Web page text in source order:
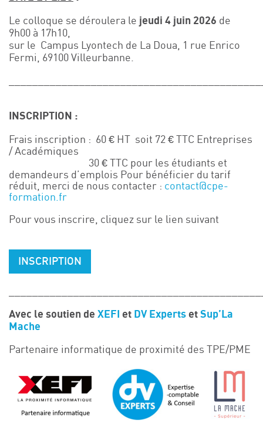
Le colloque se déroulera le jeudi 4 juin 2026 de
9h00 à 17h10,
sur le Campus Lyontech de La Doua, 1 rue Enrico
Fermi, 69100 Villeurbanne.
INSCRIPTION :
Frais inscription : 60 € HT soit 72 € TTC Entreprises
/ Académiques
30 € TTC pour les étudiants et
demandeurs d’emplois Pour bénéficier du tarif
réduit, merci de nous contacter : contact@cpe-
formation.fr
Pour vous inscrire, cliquez sur le lien suivant
INSCRIPTION
Avec le soutien de XEFI et DV Experts et Sup’La
Mache
Partenaire informatique de proximité des TPE/PME